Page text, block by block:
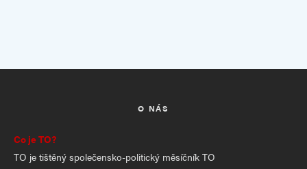
O NÁS
Co je TO?
TO je tištěný společensko-politický měsíčník TO